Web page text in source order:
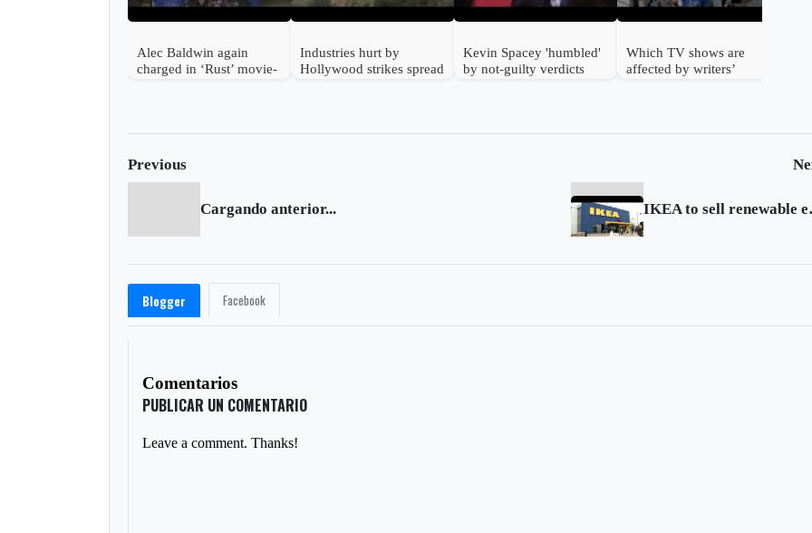
Alec Baldwin again
charged in ‘Rust’ movie-
Industries hurt by
Hollywood strikes spread
Kevin Spacey 'humbled'
by not-guilty verdicts
Which TV shows are
affected by writers’
Previous
Cargando anterior... IKEA
Blogger Facebook
Comentarios
PUBLICAR UN COMENTARIO
Leave a comment. Thanks!